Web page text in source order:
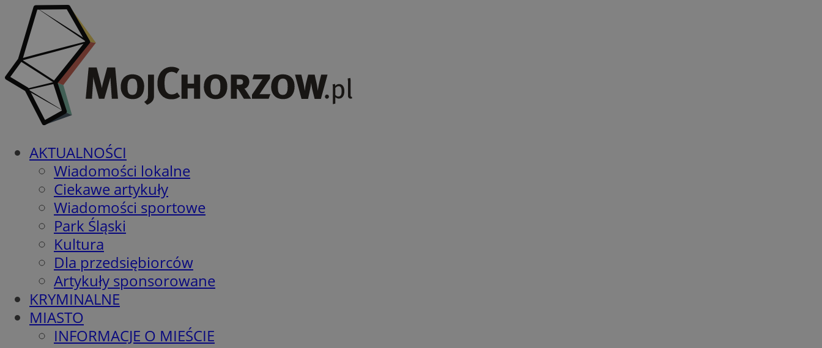
AKTUALNOŚCI
Wiadomości lokalne
Ciekawe artykuły
Wiadomości sportowe
Park Śląski
Kultura
Dla przedsiębiorców
Artykuły sponsorowane
KRYMINALNE
MIASTO
INFORMACJE O MIEŚCIE